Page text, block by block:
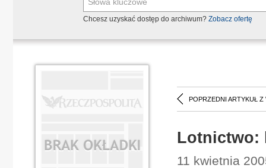
Chcesz uzyskać dostęp do archiwum? Zobacz ofertę
POPRZEDNI ARTYKUŁ Z
Lotnictwo:
11 kwietnia